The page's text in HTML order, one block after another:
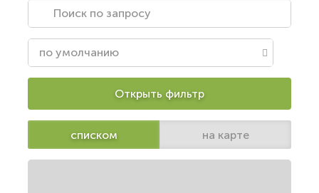
Открыть фильтр
списком на карте